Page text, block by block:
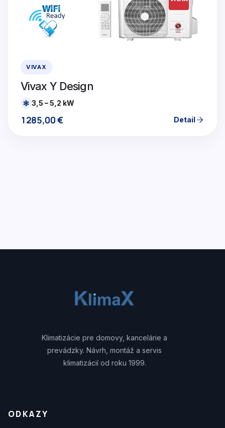
VIVAX
Vivax Y Design
3,5 – 5,2 kW
1285,00€ Detail
Klimatizácie pre domovy, kancelárie a
prevádzky. Návrh, montáž a servis
klimatizácií od roku 1999.
ODKAZY